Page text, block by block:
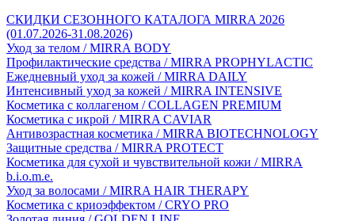
СКИДКИ СЕЗОННОГО КАТАЛОГА MIRRA 2026
(01.07.2026-31.08.2026)
Уход за телом / MIRRA BODY
Профилактические средства / MIRRA PROPHYLACTIC
Ежедневный уход за кожей / MIRRA DAILY
Интенсивный уход за кожей / MIRRA INTENSIVE
Косметика с коллагеном / COLLAGEN PREMIUM
Косметика с икрой / MIRRA CAVIAR
Антивозрастная косметика / MIRRA BIOTECHNOLOGY
Защитные средства / MIRRA PROTECT
Косметика для сухой и чувствительной кожи / MIRRA
b.i.o.m.e.
Уход за волосами / MIRRA HAIR THERAPY
Косметика с криоэффектом / CRYO PRO